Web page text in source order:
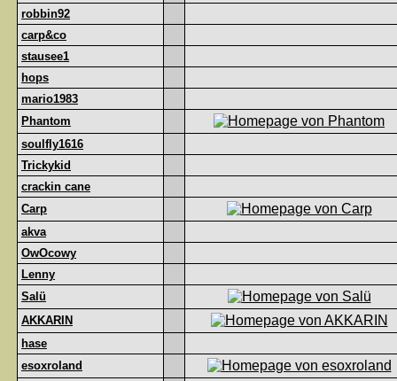
robbin92
carp&co
stausee1
hops
mario1983
Phantom
soulfly1616
Trickykid
crackin cane
Carp
akva
OwOcowy
Lenny
Salü
AKKARIN
hase
esoxroland